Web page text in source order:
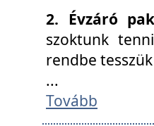
2. Évzáró
szoktunk
rendbe
...
Tovább